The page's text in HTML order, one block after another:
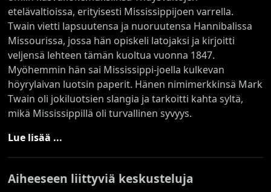
etelävaltioissa, erityisesti Mississippijoen varrella.
Twain vietti lapsuutensa ja nuoruutensa Hannibalissa
Missourissa, jossa hän opiskeli latojaksi ja kirjoitti
veljensä lehteen tämän kuoltua vuonna 1847.
Myöhemmin hän sai Mississippi-joella kulkevan
höyrylaivan luotsin paperit. Hänen nimimerkkinsä Mark
Twain oli jokiluotsien slangia ja tarkoitti kahta syltä,
mikä Mississippillä oli turvallinen syvyys.
Lue lisää ...
Aiheeseen liittyviä keskusteluja